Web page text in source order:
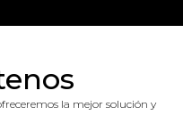
la mejor solución y